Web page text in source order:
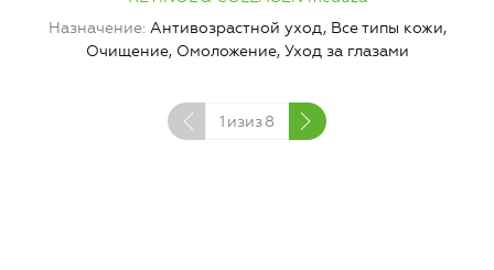
Назначение Антивозрастной уход, Все типы кожи,
Очищение, Омоложение, Уход за глазами
1 изиз8